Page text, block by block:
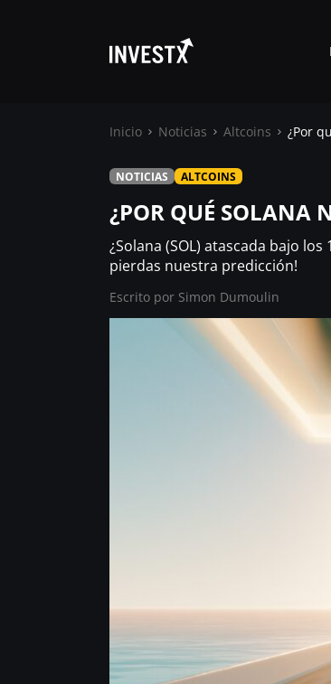
Noticias
Guías
Trading
¿ Dónde comprar ?
Inicio Noticias Altcoins ¿Por
NOTICIAS ALTCOINS
¿POR QUÉ SOLANA
¿Solana (SOL) atascada bajo
pierdas nuestra predicción!
Escrito por Simon Dumoulin